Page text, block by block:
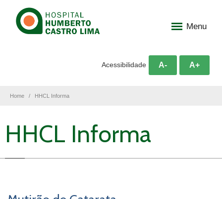
Menu
Acessibilidade A- A+
Home HHCL Informa
HHCL Informa